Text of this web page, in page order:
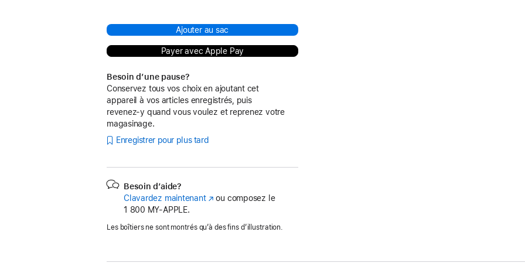
Ajouter au sac
Payer avec Apple Pay
Besoin d’une pause?
Conservez tous vos choix en ajoutant cet
appareil à vos articles enregistrés, puis
revenez-y quand vous voulez et reprenez votre
magasinage.
Enregistrer pour plus tard
Besoin d’aide?
Clavardez maintenant(s’ouvre
nouvelle
ou composez le
1 800 MY‑APPLE.
Les boîtiers ne sont montrés qu’à des fins d’illustration.